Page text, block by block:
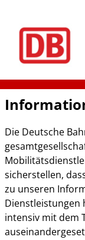
Die Deutsche
sicherstellen,
zu unseren
Dienstleistungen
intensiv mit dem